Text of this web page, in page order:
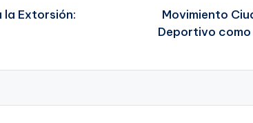
la Extorsión:
Movimiento
Deportivo como